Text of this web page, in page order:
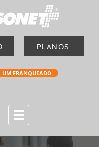
PLANOS
UM FRANQUEADO